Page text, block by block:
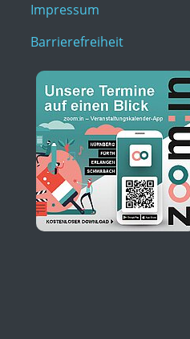
Impressum
Barrierefreiheit